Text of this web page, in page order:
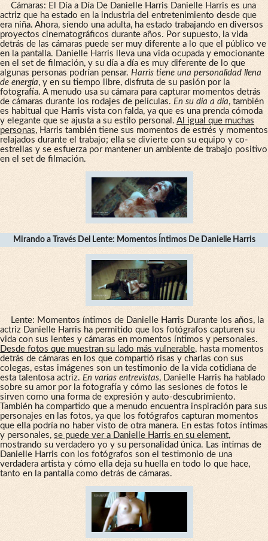
Cámaras: El Día a Día De Danielle Harris Danielle Harris es una
actriz que ha estado en la industria del entretenimiento desde que
era niña. Ahora, siendo una adulta, ha estado trabajando en diversos
proyectos cinematográficos durante años. Por supuesto, la vida
detrás de las cámaras puede ser muy diferente a lo que el público ve
en la pantalla. Danielle Harris lleva una vida ocupada y emocionante
en el set de filmación, y su día a día es muy diferente de lo que
algunas personas podrían pensar. Harris tiene una personalidad llena
de energía, y en su tiempo libre, disfruta de su pasión por la
fotografía. A menudo usa su cámara para capturar momentos detrás
de cámaras durante los rodajes de películas. En su día a día, también
es habitual que Harris vista con falda, ya que es una prenda cómoda
y elegante que se ajusta a su estilo personal. Al igual que muchas
personas, Harris también tiene sus momentos de estrés y momentos
relajados durante el trabajo; ella se divierte con su equipo y co-
estrellas y se esfuerza por mantener un ambiente de trabajo positivo
en el set de filmación.
Mirando a Través Del Lente: Momentos Íntimos De Danielle Harris
Lente: Momentos íntimos de Danielle Harris Durante los años, la
actriz Danielle Harris ha permitido que los fotógrafos capturen su
vida con sus lentes y cámaras en momentos íntimos y personales.
Desde fotos que muestran su lado más vulnerable, hasta momentos
detrás de cámaras en los que compartió risas y charlas con sus
colegas, estas imágenes son un testimonio de la vida cotidiana de
esta talentosa actriz. En varias entrevistas, Danielle Harris ha hablado
sobre su amor por la fotografía y cómo las sesiones de fotos le
sirven como una forma de expresión y auto-descubrimiento.
También ha compartido que a menudo encuentra inspiración para sus
personajes en las fotos, ya que los fotógrafos capturan momentos
que ella podría no haber visto de otra manera. En estas fotos íntimas
y personales, se puede ver a Danielle Harris en su element,
mostrando su verdadero yo y su personalidad única. Las íntimas de
Danielle Harris con los fotógrafos son el testimonio de una
verdadera artista y cómo ella deja su huella en todo lo que hace,
tanto en la pantalla como detrás de cámaras.